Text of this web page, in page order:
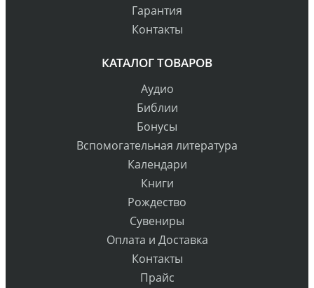
Гарантия
Контакты
КАТАЛОГ ТОВАРОВ
Аудио
Библии
Бонусы
Вспомогательная литература
Календари
Книги
Рождество
Сувениры
Оплата и Доставка
Контакты
Прайс